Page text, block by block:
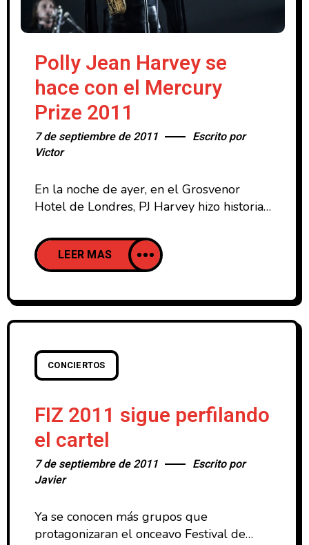
Polly Jean Harvey se
hace con el Mercury
Prize 2011
7 de septiembre de 2011
Escrito por
Victor
En la noche de ayer, en el Grosvenor
Hotel de Londres, PJ Harvey hizo historia
grupo gana el Mercury Prize dos veces,
tras conseguirlo también en 2001. De
esta manera, “Let’s England shake” sucede
consiguieron el galardón en 2010. Este
LEER MAS
CONCIERTOS
FIZ 2011 sigue perfilando
el cartel
7 de septiembre de 2011
Escrito por
Javier
Ya se conocen más grupos que
protagonizaran el onceavo Festival de